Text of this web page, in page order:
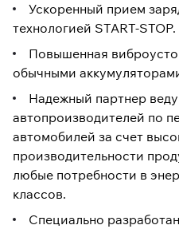
Ускоренный прием
технологией START-STOP.
Повышенная
обычными
Надежный партнер
автопроизводителей по
автомобилей за счет
производительности
любые потребности в
классов.
Специально